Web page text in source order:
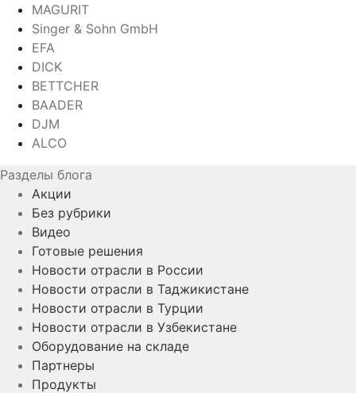
MAGURIT
Singer & Sohn GmbH
EFA
DICK
BETTCHER
BAADER
DJM
ALCO
Разделы блога
Акции
Без рубрики
Видео
Готовые решения
Новости отрасли в России
Новости отрасли в Таджикистане
Новости отрасли в Турции
Новости отрасли в Узбекистане
Оборудование на складе
Партнеры
Продукты